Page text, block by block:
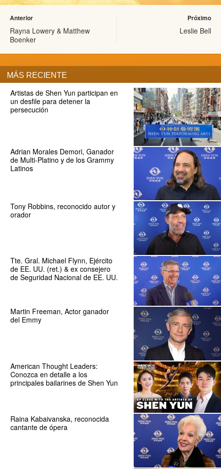
Anterior
Rayna Lowery & Matthew
Boenker
Próximo
Leslie Bell
MÁS RECIENTE
Artistas de Shen Yun participan en
un desfile para detener la
persecución
Adrian Morales Demori, Ganador
de Multi-Platino y de los Grammy
Latinos
Tony Robbins, reconocido autor y
orador
Tte. Gral. Michael Flynn, Ejército
de EE. UU. (ret.) & ex consejero
de Seguridad Nacional de EE. UU.
Martin Freeman, Actor ganador
del Emmy
American Thought Leaders:
Conozca en detalle a los
principales bailarines de Shen Yun
Raina Kabaivanska, reconocida
cantante de ópera